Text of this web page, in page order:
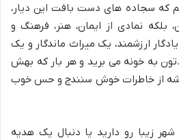
که سجاده های دست بافت این دیار،
بلکه نمادی از ایمان، هنر، فرهنگ و
ارزشمند، یک میراث ماندگار و یک
به خونه می برید و هر بار که بهش
شه از خاطرات خوش سنندج و حس خوب
زیبا رو دارید یا دنبال یک هدیه